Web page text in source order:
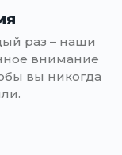
раз – наши
внимание
вы никогда